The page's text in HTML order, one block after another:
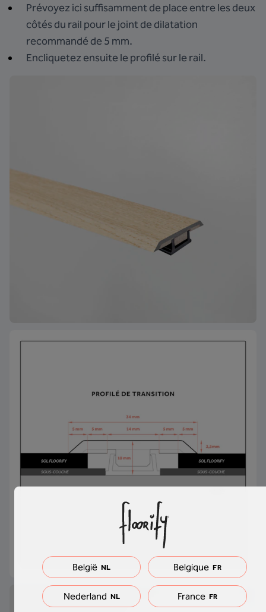
Prévoyez ici suffisamment de place entre les deux
côtés du rail pour le joint de dilatation
recommandé de 5 mm.
Encliquetez ensuite le profilé sur le rail.
België NL Belgique FR
Nederland NL France FR